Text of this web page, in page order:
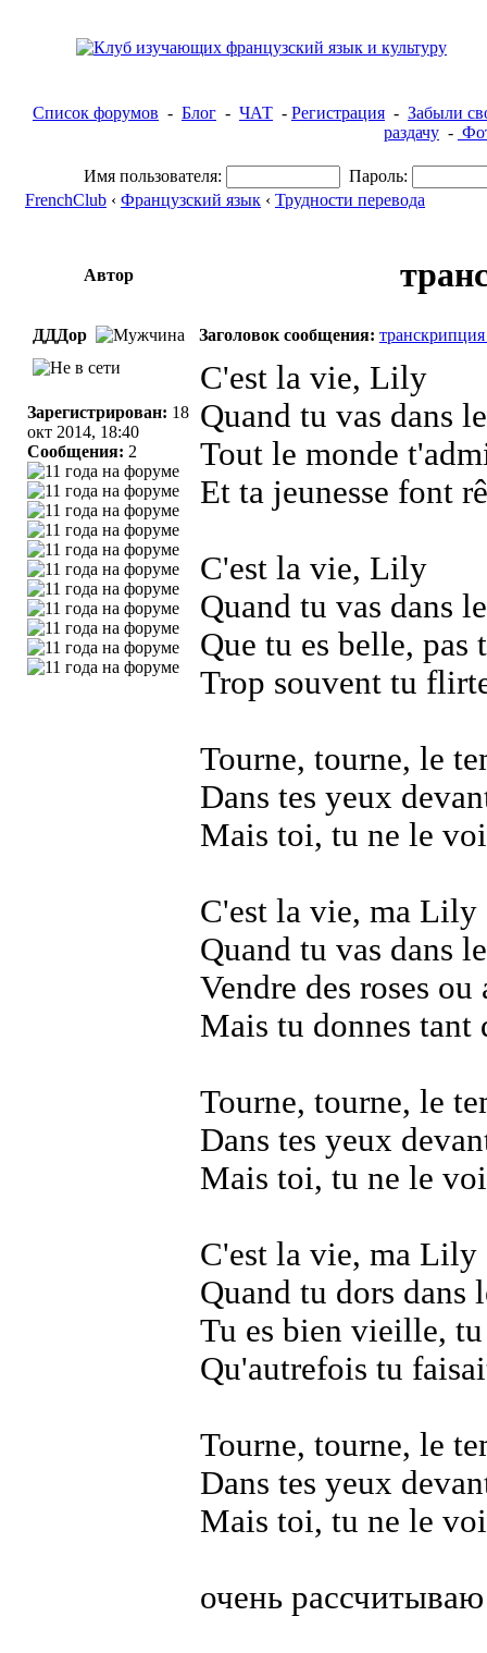
Список форумов - Блог - ЧАТ - Регистрация - Забыли
раздачу -
Имя пользователя:
Пароль:
FrenchClub ‹ Французский язык ‹ Трудности перевода
Автор
ДДДор Заголовок сообщения:
Зарегистрирован: 18
окт 2014, 18:40
Сообщения: 2
C'est la vie, Lily
Quand tu vas dans
Tout le monde
Et ta jeunesse font
C'est la vie, Lily
Quand tu vas dans
Que tu es belle, pas
Trop souvent tu
Tourne, tourne, le
Dans tes yeux
Mais toi, tu ne le
C'est la vie, ma Lily
Quand tu vas dans
Vendre des roses ou
Mais tu donnes tant
Tourne, tourne, le
Dans tes yeux
Mais toi, tu ne le
C'est la vie, ma Lily
Quand tu dors dans
Tu es bien vieille,
Qu'autrefois tu
Tourne, tourne, le
Dans tes yeux
Mais toi, tu ne le
очень